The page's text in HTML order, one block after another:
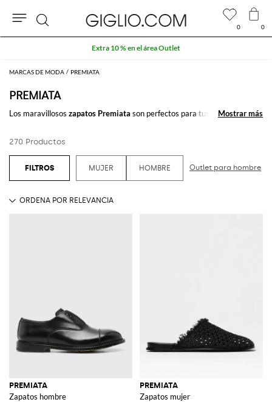
MARCAS DE MODA PREMIATA
PREMIATA
Los maravillosos zapatos Premiata son perfectos para tus outfits
la noche: sneakers, slipons, mocasines para que escoja el modelo perfecto
en cada ocasión.
Mostrar más
Mostrar más
270 Productos
MUJER HOMBRE Outlet para hombre
PREMIATA
Zapatos hombre
PREMIATA
Zapatos mujer
0 0
Buscar
Extra 10 % en el área Outlet